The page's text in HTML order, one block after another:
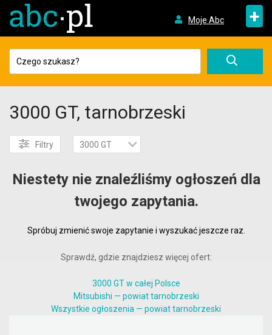
Moje Abc +
3000 GT, tarnobrzeski
Filtry 3000 GT
Niestety nie znaleźliśmy ogłoszeń dla
twojego zapytania.
Spróbuj zmienić swoje zapytanie i wyszukać jeszcze raz.
Sprawdź, gdzie znajdziesz więcej ofert:
3000 GT w całej Polsce
Mitsubishi — powiat tarnobrzeski
Wszystkie ogłoszenia — powiat tarnobrzeski